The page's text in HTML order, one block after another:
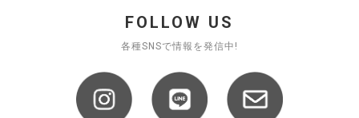
FOLLOW US
各種SNSで情報を発信中!